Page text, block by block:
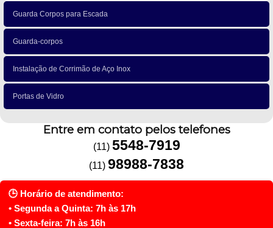
Guarda Corpos para Escada
Guarda-corpos
Instalação de Corrimão de Aço Inox
Portas de Vidro
Entre em contato pelos telefones
(11) 5548-7919
(11) 98988-7838